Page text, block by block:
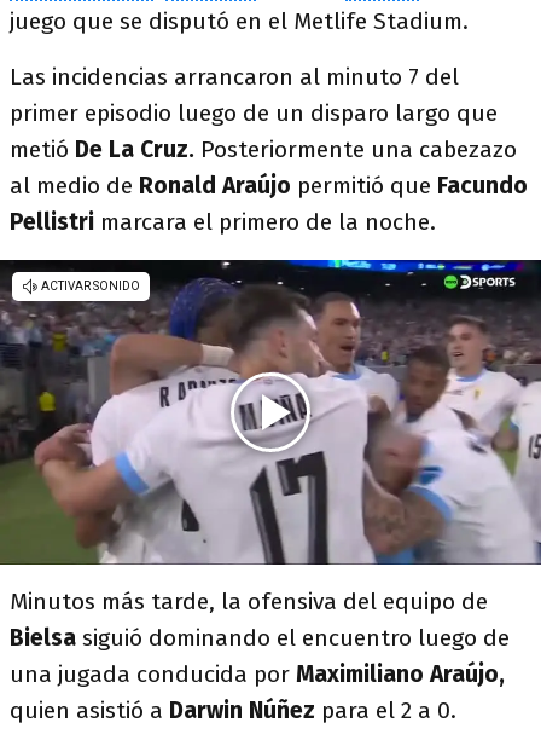
juego que se disputó en el Metlife Stadium.
Las incidencias arrancaron al minuto 7 del
primer episodio luego de un disparo largo que
metió De La Cruz. Posteriormente una cabezazo
al medio de Ronald Araújo permitió que Facundo
Pellistri marcara el primero de la noche.
Minutos más tarde, la ofensiva del equipo de
Bielsa siguió dominando el encuentro luego de
una jugada conducida por Maximiliano Araújo,
quien asistió a Darwin Núñez para el 2 a 0.